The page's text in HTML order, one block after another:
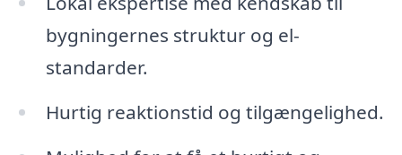
bygningernes struktur og el-
standarder.
Hurtig reaktionstid og tilgængelighed.